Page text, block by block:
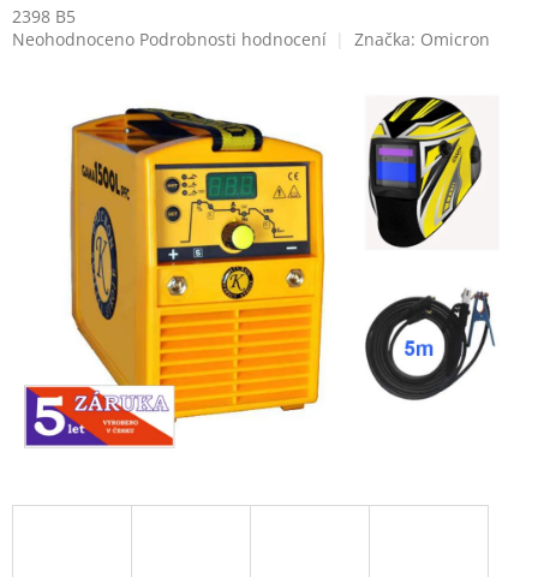
2398 B5
Průměrné
Neohodnoceno Podrobnosti hodnocení Značka: Omicron